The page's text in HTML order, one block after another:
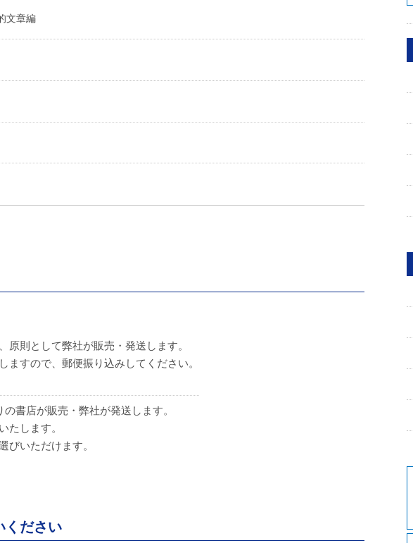
文章編
原則として弊社が販売・発送します。
ますので、郵便振り込みしてください。
書店が販売・弊社が発送します。
たします。
いただけます。
ください